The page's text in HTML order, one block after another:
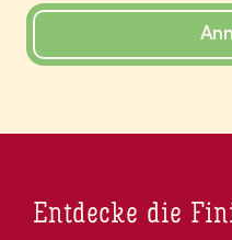
Entdecke die